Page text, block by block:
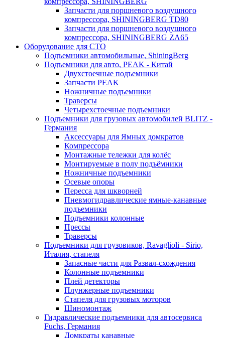
Запчасти для поршневого воздушного
компрессора, SHININGBERG TD80
Запчасти для поршневого воздушного
компрессора, SHININGBERG ZA65
Оборудование для СТО
Подъемники автомобильные, ShiningBerg
Подъемники для авто, PEAK - Китай
Двухстоечные подъемники
Запчасти PEAK
Ножничные подъемники
Траверсы
Четырехстоечные подъемники
Подъемники для грузовых автомобилей BLITZ -
Германия
Аксессуары для Ямных домкратов
Компрессора
Монтажные тележки для колёс
Монтируемые в полу подъёмники
Ножничные подъемники
Осевые опоры
Пересса для шкворней
Пневмогидравлические ямные-канавные
подъемники
Подъемники колонные
Прессы
Траверсы
Подъемники для грузовиков, Ravaglioli - Sirio,
Италия, стапеля
Запасные части для Развал-схождения
Колонные подъемники
Плей детекторы
Плунжерные подъемники
Стапеля для грузовых моторов
Шиномонтаж
Гидравлические подъемники для автосервиса
Fuchs, Германия
Домкраты канавные